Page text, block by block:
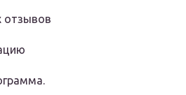
отзывов